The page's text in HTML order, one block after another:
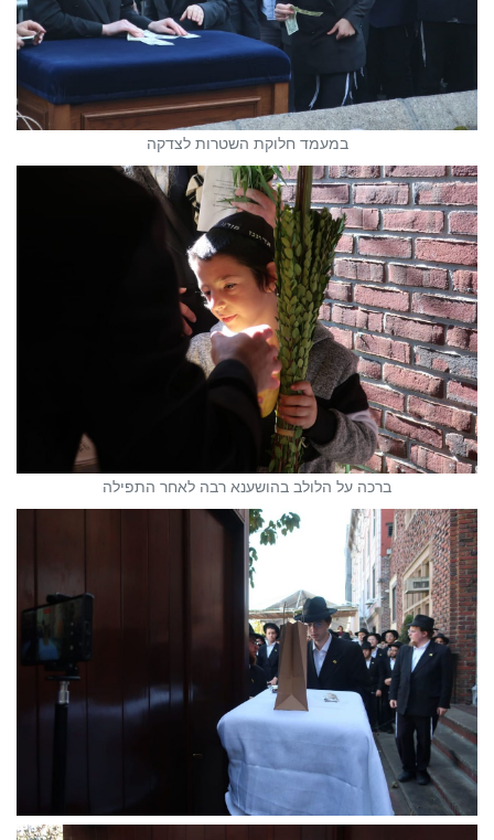
במעמד חלוקת השטרות לצדקה
ברכה על הלולב בהושענא רבה לאחר התפילה